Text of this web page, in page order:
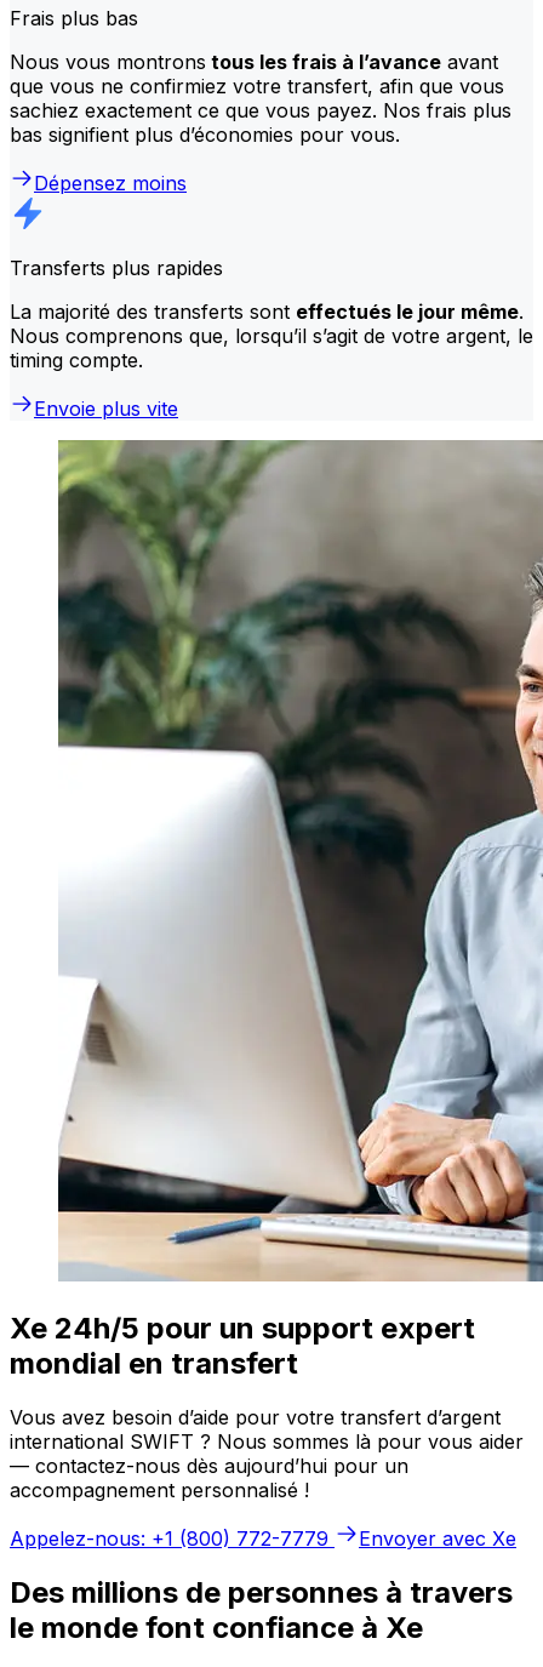
Frais plus bas
Nous vous montrons tous les frais à l’avance avant
que vous ne confirmiez votre transfert, afin que vous
sachiez exactement ce que vous payez. Nos frais plus
bas signifient plus d’économies pour vous.
Dépensez moins
Transferts plus rapides
La majorité des transferts sont effectués le jour même.
Nous comprenons que, lorsqu’il s’agit de votre argent, le
timing compte.
Envoie plus vite
Xe 24h/5 pour un support expert
mondial en transfert
Vous avez besoin d’aide pour votre transfert d’argent
international SWIFT ? Nous sommes là pour vous aider
— contactez-nous dès aujourd’hui pour un
accompagnement personnalisé !
Appelez-nous: +1 (800) 772-7779
Envoyer avec Xe
Des millions de personnes à travers
le monde font confiance à Xe